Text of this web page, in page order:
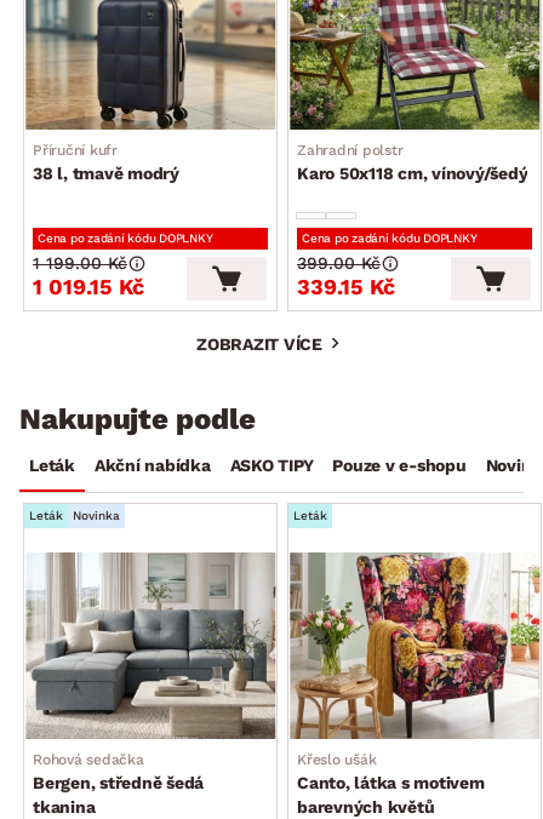
Příruční kufr
38 l, tmavě modrý
Cena po zadání kódu DOPLNKY
1 019.15 Kč
1 199.00 Kč
Zahradní polstr
Karo 50x118 cm, vínový/šedý
Cena po zadání kódu DOPLNKY
339.15 Kč
399.00 Kč
ZOBRAZIT VÍCE
Nakupujte podle
Leták Akční nabídka ASKO TIPY Pouze v e-shopu
Leták Novinka
Rohová sedačka
Bergen, středně šedá
tkanina
Leták
Křeslo ušák
Canto, látka s motivem
barevných květů